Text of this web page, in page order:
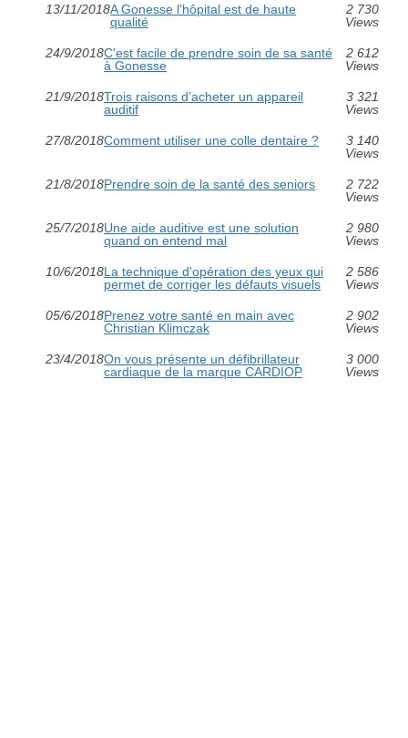
13/11/2018A Gonesse l'hôpital est de haute
qualité
2 730
Views
24/9/2018C'est facile de prendre soin de sa santé
à Gonesse
2 612
Views
21/9/2018Trois raisons d’acheter un appareil
auditif
3 321
Views
27/8/2018Comment utiliser une colle dentaire ?
3 140
Views
21/8/2018Prendre soin de la santé des seniors
2 722
Views
25/7/2018Une aide auditive est une solution
quand on entend mal
2 980
Views
10/6/2018La technique d'opération des yeux qui
permet de corriger les défauts visuels
2 586
Views
05/6/2018Prenez votre santé en main avec
Christian Klimczak
2 902
Views
23/4/2018On vous présente un défibrillateur
cardiaque de la marque CARDIOP
3 000
Views